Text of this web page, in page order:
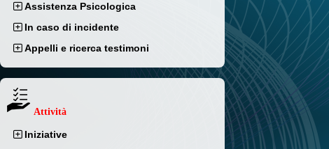
Assistenza Psicologica
In caso di incidente
Appelli e ricerca testimoni
Attività
Iniziative